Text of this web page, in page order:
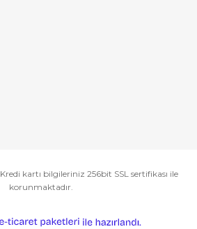
kartı bilgileriniz 256bit SSL sertifikası ile
korunmaktadır.
ideasoft
e-